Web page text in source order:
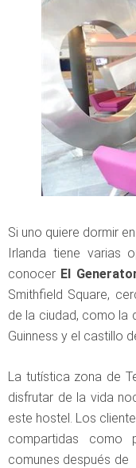
Si uno quiere dormir
Irlanda tiene varias
conocer El
Smithfield Square,
de la ciudad, como la
Guinness y el castillo
La tutística zona de
disfrutar de la vida
este hostel. Los
compartidas como
comunes después de